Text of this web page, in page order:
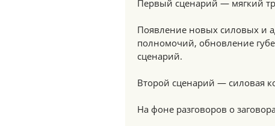
Первый сценарий — мягкий
Появление новых силовых и
полномочий, обновление
сценарий.
Второй сценарий — силовая
На фоне разговоров о